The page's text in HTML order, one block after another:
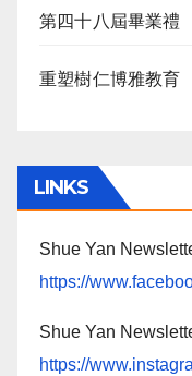
第四十八屆畢業禮
重塑樹仁博雅教育
LINKS
Shue Yan
https://
Shue Yan
https://